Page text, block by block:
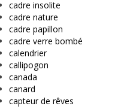
cadre insolite
cadre nature
cadre papillon
cadre verre bombé
calendrier
callipogon
canada
canard
capteur de rêves